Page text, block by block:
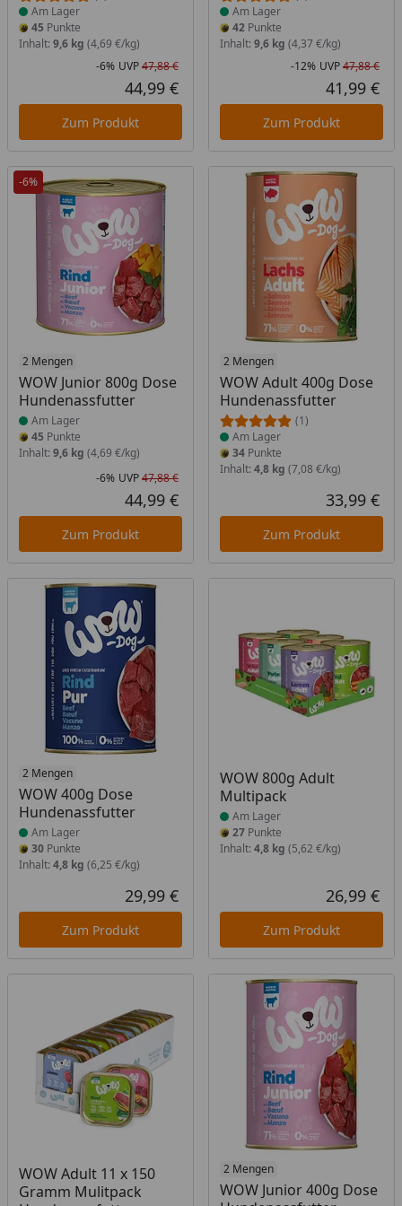
Am Lager
45 Punkte
Inhalt: 9,6 kg (4,69 €/kg)
Rabatt in Prozent
-6%
Ursprünglicher Preis
UVP47,88 €
Aktueller Preis
44,99 €
Zum Produkt
Am Lager
42Punkte
Inhalt: 9,6 kg (4,37 €/kg)
-12% UVP47,88 €
41,99 €
Zum Produkt
-6%
2 Mengen
WOW Junior 800g Dose
Hundenassfutter
Produkt am Lager
Am Lager
45 Punkte
Inhalt: 9,6 kg (4,69 €/kg)
Rabatt in Prozent
-6%
Ursprünglicher Preis
UVP47,88 €
Aktueller Preis
44,99 €
Zum Produkt
2 Mengen
WOW Adult 400g Dose
Hundenassfutter
(1)
Produkt am Lager
Am Lager
34Punkte
Inhalt: 4,8 kg (7,08 €/kg)
33,99 €
Zum Produkt
2 Mengen
WOW 400g Dose
Hundenassfutter
Produkt am Lager
Am Lager
30 Punkte
Inhalt: 4,8 kg (6,25 €/kg)
Aktueller Preis
29,99 €
Zum Produkt
WOW 800g Adult
Multipack
Produkt am Lager
Am Lager
27Punkte
Inhalt: 4,8 kg (5,62 €/kg)
26,99 €
Zum Produkt
WOW Adult 11 x 150
Gramm Mulitpack
Produkt am Lager 2 Mengen
WOW Junior 400g Dose
Produkt am Lager